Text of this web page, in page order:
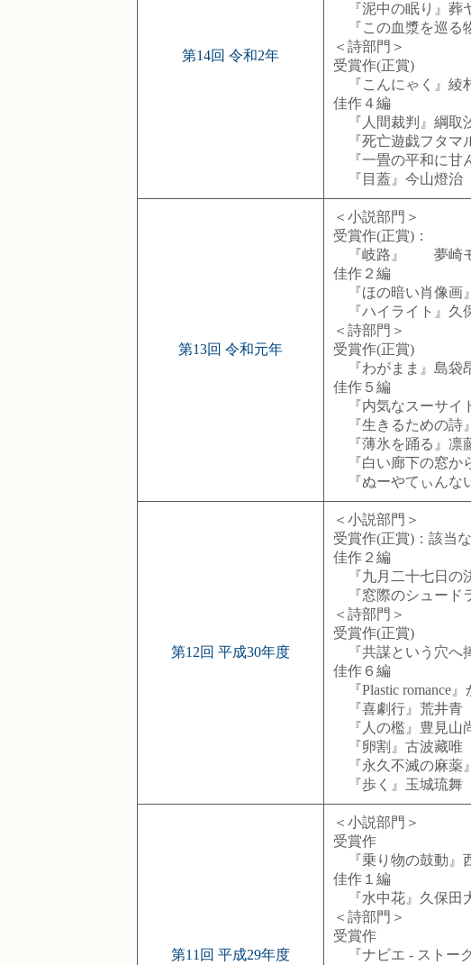
第14回 令和2年
『泥中の眠り』葬
『この血漿を巡る
＜詩部門＞
受賞作(正賞)
『こんにゃく』綾
佳作４編
『人間裁判』綱取
『死亡遊戯フタマ
『一畳の平和に甘
『目蓋』今山燈治
第13回 令和元年
＜小説部門＞
受賞作(正賞)：
『岐路』 夢崎モ
佳作２編
『ほの暗い肖像画
『ハイライト』久
＜詩部門＞
受賞作(正賞)
『わがまま』島袋
佳作５編
『内気なスーサイ
『生きるための詩
『薄氷を踊る』凛
『白い廊下の窓か
『ぬーやてぃんな
第12回 平成30年度
＜小説部門＞
受賞作(正賞)：該当
佳作２編
『九月二十七日の
『窓際のシュード
＜詩部門＞
受賞作(正賞)
『共謀という穴へ
佳作６編
『Plastic romance
『喜劇行』荒井青
『人の檻』豊見山
『卵割』古波藏唯
『永久不滅の麻薬
『歩く』玉城琉舞
第11回 平成29年度
＜小説部門＞
受賞作
『乗り物の鼓動』
佳作１編
『水中花』久保田
＜詩部門＞
受賞作
『ナビエ ‐ ストー